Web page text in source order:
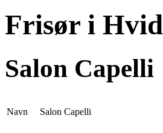
Frisør i
Salon Capelli
Navn Salon Capelli